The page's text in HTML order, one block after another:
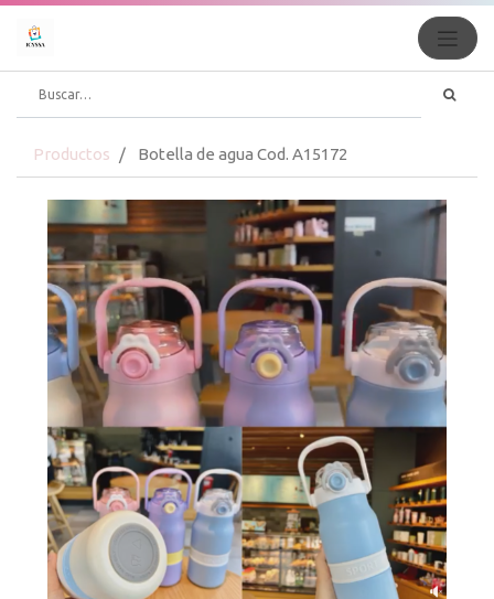
Productos Botella de agua Cod. A15172